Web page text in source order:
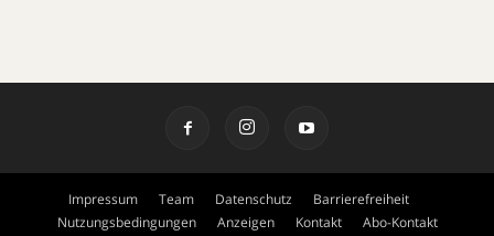
Impressum Team Datenschutz
Barrierefreiheit
Nutzungsbedingungen
Anzeigen Kontakt Abo-Kontakt